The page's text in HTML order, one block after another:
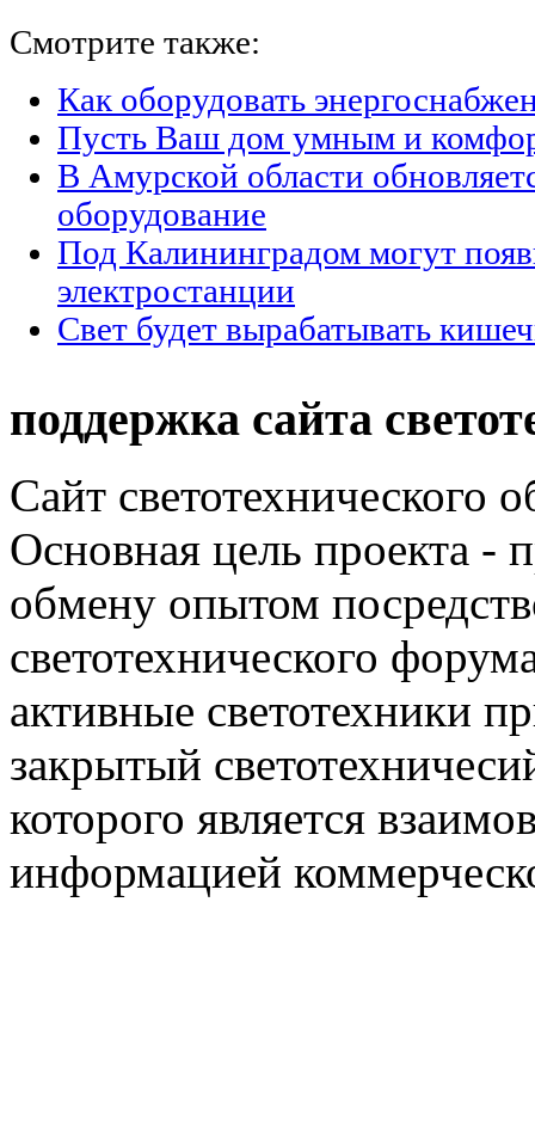
Смотрите также:
Как оборудовать
Пусть Ваш дом умным и
В Амурской области
оборудование
Под Калининградом могут
электростанции
Свет будет вырабатывать
поддержка сайта
Сайт светотехнического
Основная цель проекта -
обмену опытом
светотехнического
активные светотехники
закрытый
которого является
информацией